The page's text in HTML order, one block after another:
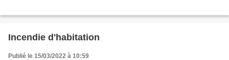
Incendie d'habitation
Publié le 15/03/2022 à 10:59